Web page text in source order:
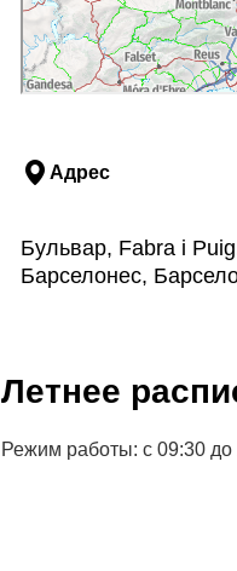
Адрес
Бульвар, Fabra i
Барселонес,
Летнее
Режим работы: с 09:30